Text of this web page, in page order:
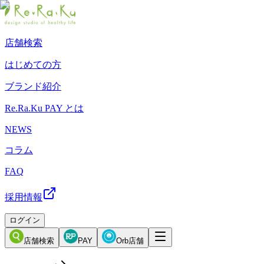
店舗検索
はじめての方
ブランド紹介
Re.Ra.Ku PAY とは
NEWS
コラム
FAQ
採用情報
ログイン
店舗検索 PAY Orb店舗